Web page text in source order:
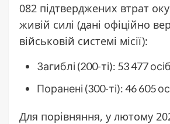
082 підтверджених втрат
живій силі (дані офіційно
військовій системі місії):
Загиблі (200-ті): 53 477
Поранені (300-ті): 46 605
Для порівняння, у лютому